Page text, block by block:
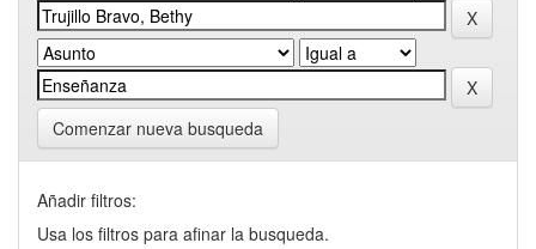
Comenzar nueva busqueda
Añadir filtros:
Usa los filtros para afinar la busqueda.